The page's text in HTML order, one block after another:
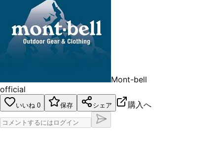
Mont-bell
official
いいね 0 保存 シェア 購入へ